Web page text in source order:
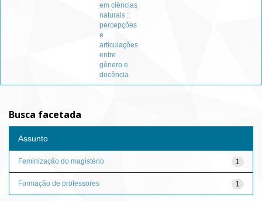
em ciências
naturais :
percepções
e
articulações
entre
gênero e
docência
Busca facetada
Assunto
1
Feminização do magistério
1
Formação de professores